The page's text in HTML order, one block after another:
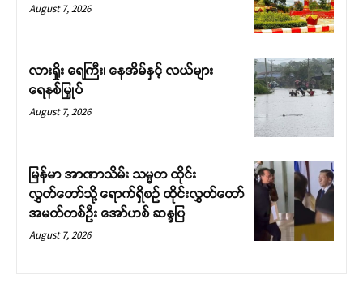
August 7, 2026
လားရှိုး ရေကြီး၊ နေအိမ်နှင့် လယ်များ
ရေနစ်မြှုပ်
August 7, 2026
မြန်မာ အာဏာသိမ်း သမ္မတ ထိုင်း
လွှတ်တော်သို့ ရောက်ရှိစဉ် ထိုင်းလွှတ်တော်
အမတ်တစ်ဦး အော်ဟစ် ဆန္ဒပြ
August 7, 2026